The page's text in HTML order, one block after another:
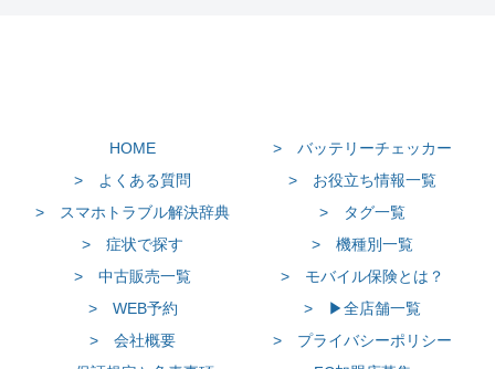
HOME
> バッテリーチェッカー
> よくある質問
> お役立ち情報一覧
> スマホトラブル解決辞典
> タグ一覧
> 症状で探す
> 機種別一覧
> 中古販売一覧
> モバイル保険とは？
> WEB予約
> ▶全店舗一覧
> 会社概要
> プライバシーポリシー